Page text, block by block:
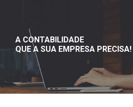
A CONTABILIDADE
QUE A SUA EMPRESA PRECISA!